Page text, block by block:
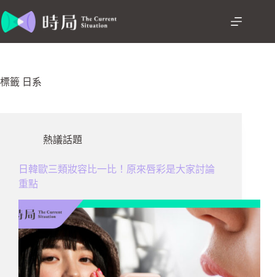
至
容
標籤 日系
熱議話題
日韓歐三類妝容比一比！原來唇彩是大家討論
重點